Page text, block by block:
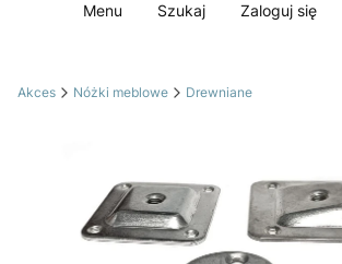
Menu Szukaj Zaloguj się
Akces Nóżki meblowe Drewniane